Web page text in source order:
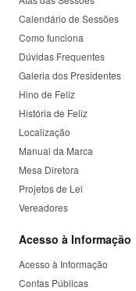
Calendário de Sessões
Como funciona
Dúvidas Frequentes
Galeria dos Presidentes
Hino de Feliz
História de Feliz
Localização
Manual da Marca
Mesa Diretora
Projetos de Lei
Vereadores
Acesso à Informação
Acesso à Informação
Contas Públicas